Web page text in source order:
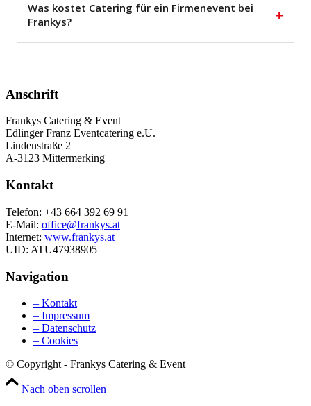
Was kostet Catering für ein Firmenevent bei
Frankys?
+
Anschrift
Frankys Catering & Event
Edlinger Franz Eventcatering e.U.
Lindenstraße 2
A-3123 Mittermerking
Kontakt
Telefon: +43 664 392 69 91
E-Mail: office@frankys.at
Internet: www.frankys.at
UID: ATU47938905
Navigation
– Kontakt
– Impressum
– Datenschutz
– Cookies
© Copyright - Frankys Catering & Event
Nach oben scrollen